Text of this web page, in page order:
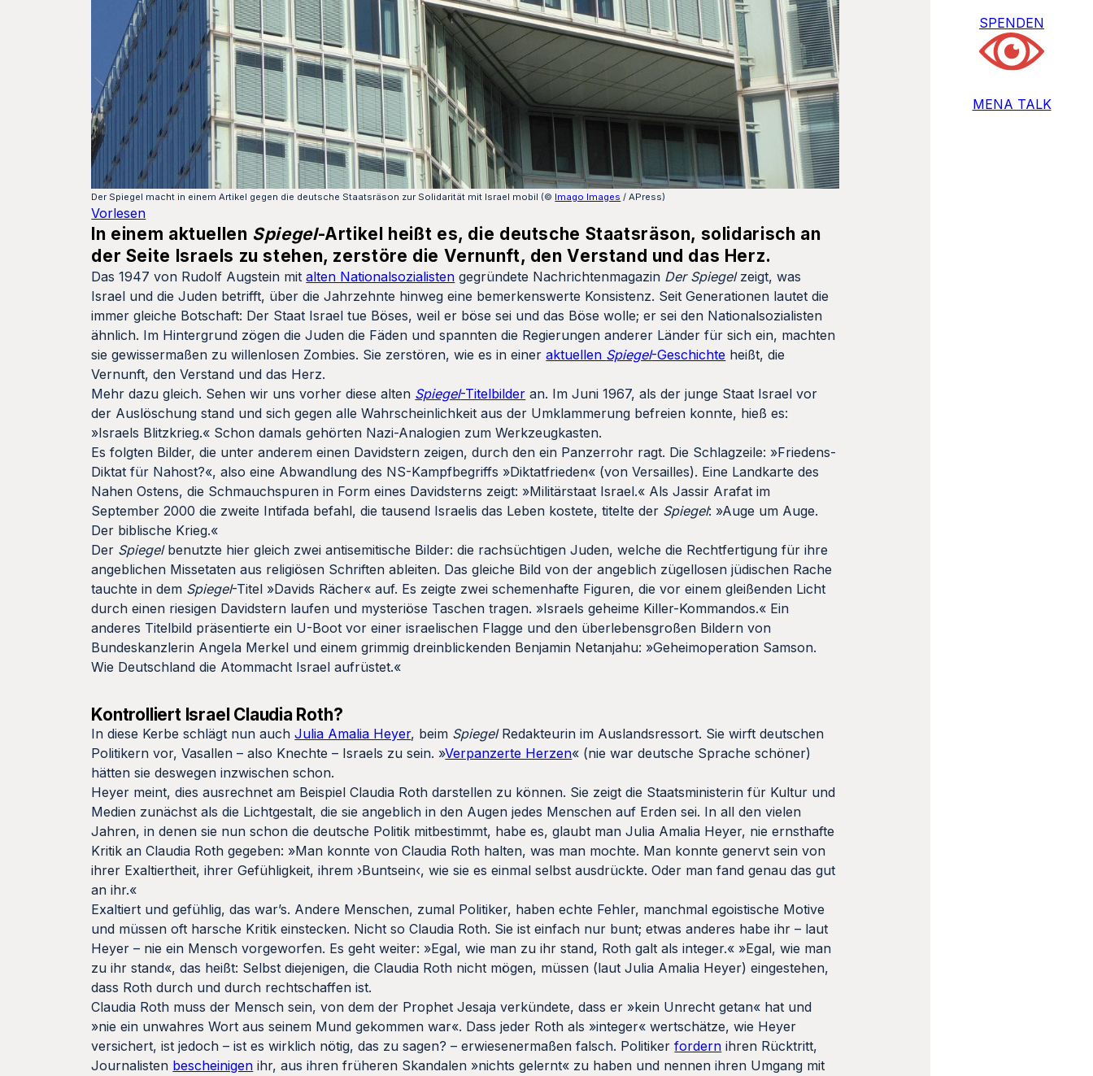
Der Spiegel macht in einem Artikel gegen die deutsche Staatsräson zur Solidarität mit Israel mobil (© Imago Images / APress)
Vorlesen
In einem aktuellen Spiegel-Artikel heißt es, die deutsche Staatsräson, solidarisch an
der Seite Israels zu stehen, zerstöre die Vernunft, den Verstand und das Herz.
Das 1947 von Rudolf Augstein mitalten Nationalsozialisten gegründete Nachrichtenmagazin Der Spiegelzeigt, was
Israel und die Juden betrifft, über die Jahrzehnte hinweg eine bemerkenswerte Konsistenz. Seit Generationen lautet die
immer gleiche Botschaft: Der Staat Israel tue Böses, weil er böse sei und das Böse wolle; er sei den Nationalsozialisten
ähnlich. Im Hintergrund zögen die Juden die Fäden und spannten die Regierungen anderer Länder für sich ein, machten
sie gewissermaßen zu willenlosen Zombies. Sie zerstören, wie es in eineraktuellen Spiegel-Geschichte heißt, die
Vernunft, den Verstand und das Herz.
Mehr dazu gleich. Sehen wir uns vorher diese alten Spiegel-Titelbilder an. Im Juni 1967, als der junge Staat Israel vor
der Auslöschung stand und sich gegen alle Wahrscheinlichkeit aus der Umklammerung befreien konnte, hieß es:
»Israels Blitzkrieg.« Schon damals gehörten Nazi-Analogien zum Werkzeugkasten.
Es folgten Bilder, die unter anderem einen Davidstern zeigen, durch den ein Panzerrohr ragt. Die Schlagzeile: »Friedens-
Diktat für Nahost?«, also eine Abwandlung des NS-Kampfbegriffs »Diktatfrieden« (von Versailles). Eine Landkarte des
Nahen Ostens, die Schmauchspuren in Form eines Davidsterns zeigt: »Militärstaat Israel.« Als Jassir Arafat im
September 2000 die zweite Intifada befahl, die tausend Israelis das Leben kostete, titelte der Spiegel: »Auge um Auge.
Der biblische Krieg.«
Der Spiegelbenutzte hier gleich zwei antisemitische Bilder: die rachsüchtigen Juden, welche die Rechtfertigung für ihre
angeblichen Missetaten aus religiösen Schriften ableiten. Das gleiche Bild von der angeblich zügellosen jüdischen Rache
tauchte in dem Spiegel-Titel »Davids Rächer« auf. Es zeigte zwei schemenhafte Figuren, die vor einem gleißenden Licht
durch einen riesigen Davidstern laufen und mysteriöse Taschen tragen. »Israels geheime Killer-Kommandos.« Ein
anderes Titelbild präsentierte ein U-Boot vor einer israelischen Flagge und den überlebensgroßen Bildern von
Bundeskanzlerin Angela Merkel und einem grimmig dreinblickenden Benjamin Netanjahu: »Geheimoperation Samson.
Wie Deutschland die Atommacht Israel aufrüstet.«
Kontrolliert Israel Claudia Roth?
In diese Kerbe schlägt nun auchJulia Amalia Heyer, beim SpiegelRedakteurin im Auslandsressort. Sie wirft deutschen
Politikern vor, Vasallen – also Knechte – Israels zu sein. »Verpanzerte Herzen« (nie war deutsche Sprache schöner)
hätten sie deswegen inzwischen schon.
Heyer meint, dies ausrechnet am Beispiel Claudia Roth darstellen zu können. Sie zeigt die Staatsministerin für Kultur und
Medien zunächst als die Lichtgestalt, die sie angeblich in den Augen jedes Menschen auf Erden sei. In all den vielen
Jahren, in denen sie nun schon die deutsche Politik mitbestimmt, habe es, glaubt man Julia Amalia Heyer, nie ernsthafte
Kritik an Claudia Roth gegeben: »Man konnte von Claudia Roth halten, was man mochte. Man konnte genervt sein von
ihrer Exaltiertheit, ihrer Gefühligkeit, ihrem ›Buntsein‹, wie sie es einmal selbst ausdrückte. Oder man fand genau das gut
an ihr.«
Exaltiert und gefühlig, das war’s. Andere Menschen, zumal Politiker, haben echte Fehler, manchmal egoistische Motive
und müssen oft harsche Kritik einstecken. Nicht so Claudia Roth. Sie ist einfach nur bunt; etwas anderes habe ihr – laut
Heyer – nie ein Mensch vorgeworfen. Es geht weiter: »Egal, wie man zu ihr stand, Roth galt als integer.« »Egal, wie man
zu ihr stand«, das heißt: Selbst diejenigen, die Claudia Roth nicht mögen, müssen (laut Julia Amalia Heyer) eingestehen,
dass Roth durch und durch rechtschaffen ist.
Claudia Roth muss der Mensch sein, von dem der Prophet Jesaja verkündete, dass er »kein Unrecht getan« hat und
»nie ein unwahres Wort aus seinem Mund gekommen war«. Dass jeder Roth als »integer« wertschätze, wie Heyer
versichert, ist jedoch – ist es wirklich nötig, das zu sagen? – erwiesenermaßen falsch. Politikerfordern ihren Rücktritt,
Journalisten bescheinigen ihr, aus ihren früheren Skandalen »nichts gelernt« zu haben und nennen ihren Umgang mit
SPENDEN
MENA TALK